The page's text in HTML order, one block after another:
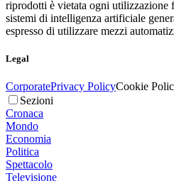
riprodotti è vietata ogni utilizzazione
sistemi di intelligenza artificiale
espresso di utilizzare mezzi
Legal
CorporatePrivacy PolicyCookie
Sezioni
Cronaca
Mondo
Economia
Politica
Spettacolo
Televisione